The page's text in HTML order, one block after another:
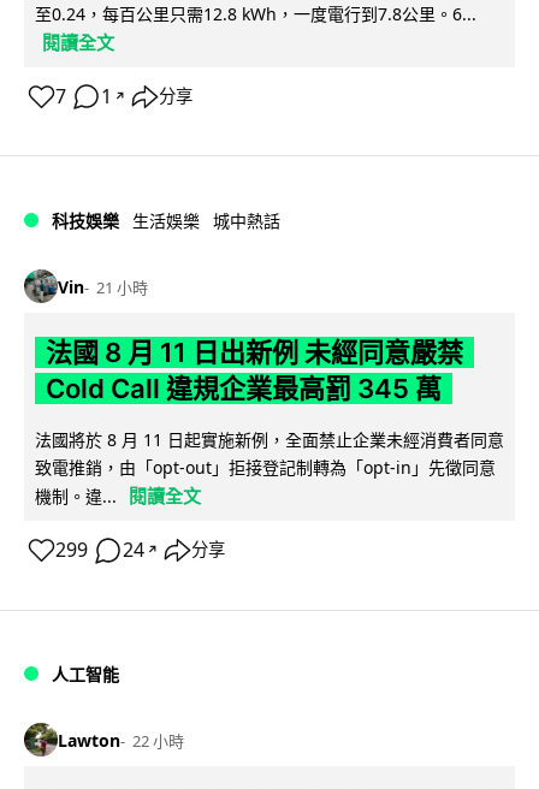
至0.24，每百公里只需12.8 kWh，一度電行到7.8公里。6...
閱讀全文
7 1 ↗ 分享
科技娛樂 生活娛樂 城中熱話
Vin 21 小時
法國 8 月 11 日出新例 未經同意嚴禁
Cold Call 違規企業最高罰 345 萬
法國將於 8 月 11 日起實施新例，全面禁止企業未經消費者同意
致電推銷，由「opt-out」拒接登記制轉為「opt-in」先徵同意
機制。違...
閱讀全文
299 24 ↗ 分享
人工智能
Lawton 22 小時